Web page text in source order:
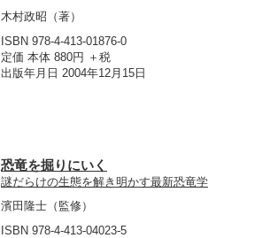
木村政昭 （著）
ISBN 978-4-413-01876-0
定価 本体 880円 ＋税
出版年月日 2004年12月15日
恐竜を掘りにいく
謎だらけの生態を解き明かす最新恐竜学
濱田隆士 （監修）
ISBN 978-4-413-04023-5